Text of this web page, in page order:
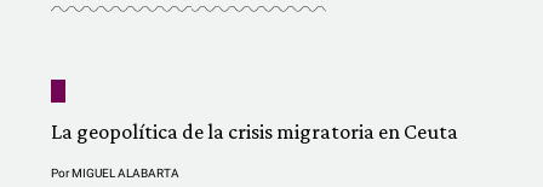
La geopolítica de la crisis migratoria en Ceuta
PorMIGUEL ALABARTA